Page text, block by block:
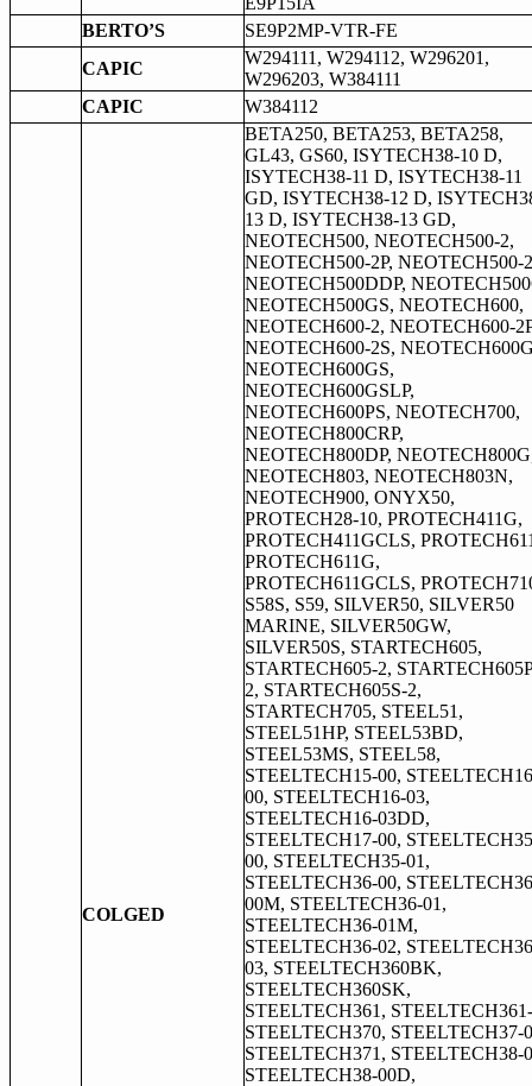
BERTO’S
SE9P2MP-VTR-FE
CAPIC
W294111, W294112, W296201,
W296203, W384111
CAPIC
W384112
COLGED
BETA250, BETA253, BETA258,
GL43, GS60, ISYTECH38-10 D,
ISYTECH38-11 D, ISYTECH38-11
GD, ISYTECH38-12 D,
13 D, ISYTECH38-13 GD,
NEOTECH500, NEOTECH500-2,
NEOTECH500-2P, NEOTECH500-
NEOTECH500DDP,
NEOTECH500GS, NEOTECH600,
NEOTECH600-2, NEOTECH600-
NEOTECH600-2S,
NEOTECH600GS,
NEOTECH600GSLP,
NEOTECH600PS, NEOTECH700,
NEOTECH800CRP,
NEOTECH800DP,
NEOTECH803, NEOTECH803N,
NEOTECH900, ONYX50,
PROTECH28-10, PROTECH411G,
PROTECH411GCLS,
PROTECH611G,
PROTECH611GCLS,
S58S, S59, SILVER50, SILVER50
MARINE, SILVER50GW,
SILVER50S, STARTECH605,
STARTECH605-2,
2, STARTECH605S-2,
STARTECH705, STEEL51,
STEEL51HP, STEEL53BD,
STEEL53MS, STEEL58,
STEELTECH15-00,
00, STEELTECH16-03,
STEELTECH16-03DD,
STEELTECH17-00,
00, STEELTECH35-01,
STEELTECH36-00,
00M, STEELTECH36-01,
STEELTECH36-01M,
STEELTECH36-02,
03, STEELTECH360BK,
STEELTECH360SK,
STEELTECH361,
STEELTECH370, STEELTECH37-
STEELTECH371, STEELTECH38-
STEELTECH38-00D,